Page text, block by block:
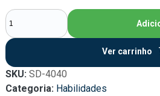
Ver carrinho
SKU: SD-4040
Categoria: Habilidades